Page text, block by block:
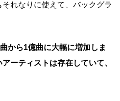
れなりに使えて、バックグラ
から1億曲に大幅に増加しま
ーティストは存在していて、